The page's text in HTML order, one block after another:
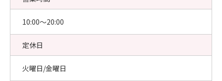
10:00〜20:00
定休日
火曜日/金曜日